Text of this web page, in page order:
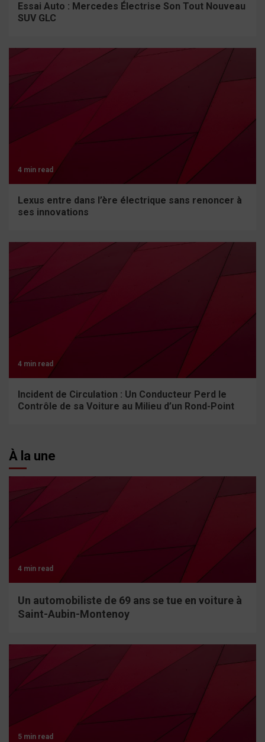
Essai Auto : Mercedes Électrise Son Tout Nouveau
SUV GLC
4 min read
Lexus entre dans l’ère électrique sans renoncer à
ses innovations
4 min read
Incident de Circulation : Un Conducteur Perd le
Contrôle de sa Voiture au Milieu d’un Rond-Point
À la une
4 min read
Un automobiliste de 69 ans se tue en voiture à
Saint-Aubin-Montenoy
5 min read